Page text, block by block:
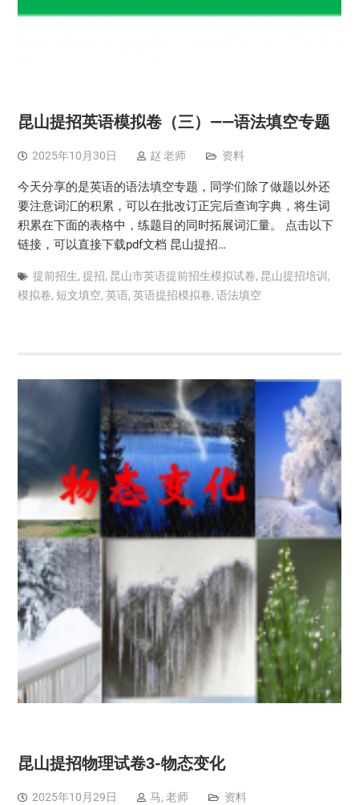
昆山提招英语模拟卷（三）——语法填空专题
2025年10月30日 赵 老师 资料
今天分享的是英语的语法填空专题，同学们除了做题以外还
要注意词汇的积累，可以在批改订正完后查询字典，将生词
积累在下面的表格中，练题目的同时拓展词汇量。 点击以下
链接，可以直接下载pdf文档 昆山提招…
提前招生, 提招, 昆山市英语提前招生模拟试卷, 昆山提招培训 ,
模拟卷, 短文填空, 英语, 英语提招模拟卷, 语法填空
昆山提招物理试卷3-物态变化
2025年10月29日 马, 老师 资料